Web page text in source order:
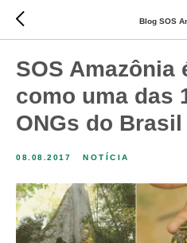
Blog SOS
SOS Amazônia
como uma das
ONGs do Brasil
08.08.2017 NOTÍCIA